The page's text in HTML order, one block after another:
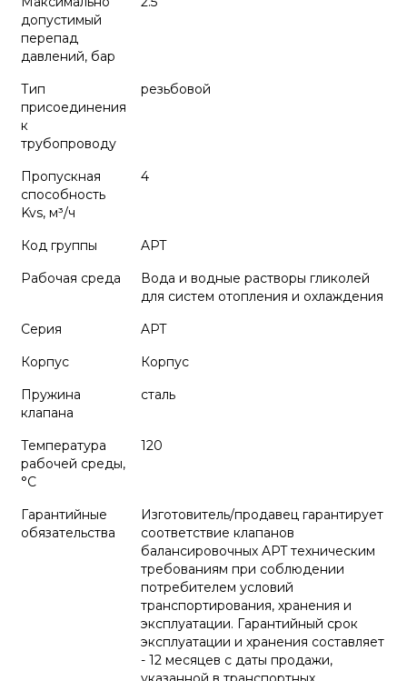
допустимый
перепад
давлений, бар
Тип
присоединения
к
трубопроводу
резьбовой
Пропускная
способность
Kvs, м³/ч
4
Код группы
APT
Рабочая среда
Вода и водные растворы гликолей
для систем отопления и охлаждения
Серия
APT
Корпус
Корпус
Пружина
клапана
сталь
Температура
рабочей среды,
°С
120
Гарантийные
обязательства
Изготовитель/продавец гарантирует
соответствие клапанов
балансировочных APT техническим
требованиям при соблюдении
потребителем условий
транспортирования, хранения и
эксплуатации. Гарантийный срок
эксплуатации и хранения составляет
- 12 месяцев с даты продажи,